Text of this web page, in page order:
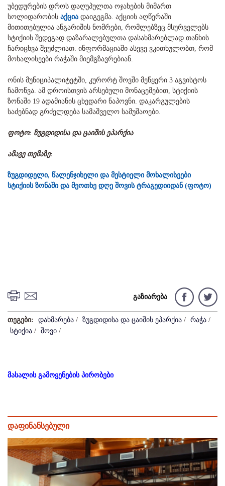
უბედურების დროს დაღუპულთა ოჯახების მიმართ
სოლიდარობის აქცია დაიგეგმა. აქციის აღწერაში
მითითებულია ანგარიშის ნომრები, რომლებზეც მსურველებს
სტიქიის შედეგად დაზარალებულთა დასახმარებლად თანხის
ჩარიცხვა შეუძლიათ. ინფორმაციაში ასევე ვკითხულობთ, რომ
მოხალისეები რაჭაში მიემგზავრებიან.
ონის მუნიციპალიტეტში, კურორტ შოვში მეწყერი 3 აგვისტოს
ჩამოწვა. ამ დროისთვის არსებული მონაცემებით, სტიქიის
ზონაში 19 ადამიანის ცხედარი ნაპოვნი. დაკარგულების
საძებნად გრძელდება სამაშველო სამუშაოები.
ფოტო: ზუგდიდისა და ცაიშის ეპარქია
ამავე თემაზე:
ზუგდიდელი, წალენჯიხელი და მესტიელი მოხალისეები
სტიქიის ზონაში და მეოთხე დღე შოვის ტრაგედიიდან (ფოტო)
გაზიარება
თეგები: დახმარება / ზუგდიდისა და ცაიშის ეპარქია / რაჭა /
სტიქია / შოვი /
მასალის გამოყენების პირობები
დაფინანსებული